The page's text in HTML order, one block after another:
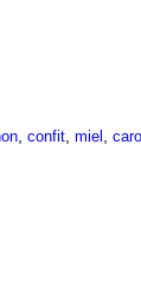
confit miel